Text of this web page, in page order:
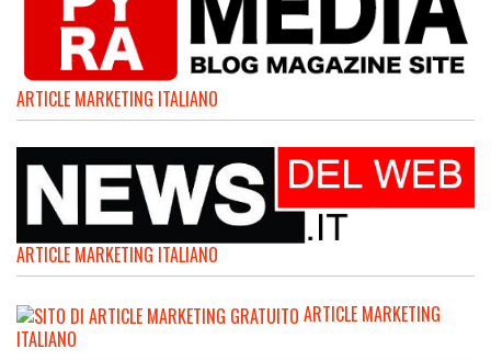
ARTICLE MARKETING ITALIANO
ARTICLE MARKETING ITALIANO
ARTICLE MARKETING
ITALIANO